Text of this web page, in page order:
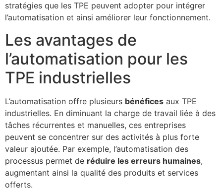
stratégies que les TPE peuvent adopter pour intégrer
l’automatisation et ainsi améliorer leur fonctionnement.
Les avantages de
l’automatisation pour les
TPE industrielles
L’automatisation offre plusieurs bénéfices aux TPE
industrielles. En diminuant la charge de travail liée à des
tâches récurrentes et manuelles, ces entreprises
peuvent se concentrer sur des activités à plus forte
valeur ajoutée. Par exemple, l’automatisation des
processus permet de réduire les erreurs humaines,
augmentant ainsi la qualité des produits et services
offerts.